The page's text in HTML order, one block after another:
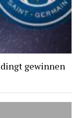
gewinnen